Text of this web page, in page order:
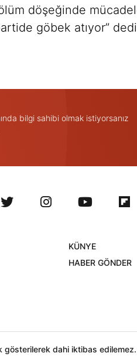
döşeğinde
göbek atıyor” dedi
bilgi sahibi olmak istiyorsanız
KÜNYE
HABER GÖNDER
dahi iktibas